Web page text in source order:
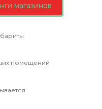
магазинов
помещений